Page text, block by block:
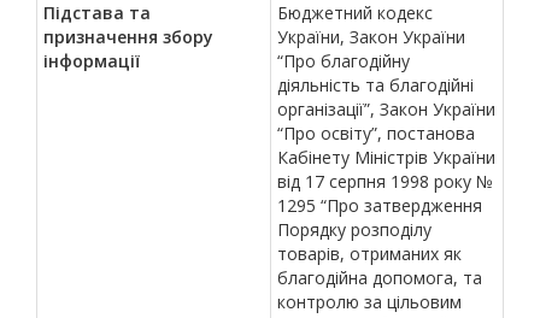
Підстава та
призначення збору
інформації
Бюджетний кодекс
України, Закон України
“Про благодійну
діяльність та благодійні
організації”, Закон України
“Про освіту”, постанова
Кабінету Міністрів України
від 17 серпня 1998 року №
1295 “Про затвердження
Порядку розподілу
товарів, отриманих як
благодійна допомога, та
контролю за цільовим